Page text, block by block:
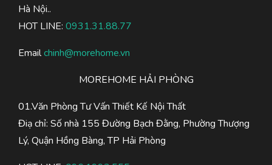
Hà Nội..
HOT LINE: 0931.31.88.77
Emailchinh@morehome.vn
MOREHOME HẢI PHÒNG
01.Văn Phòng Tư Vấn Thiết Kế Nội Thất
Điạ chỉ: Số nhà 155 Đường Bạch Đằng, Phường Thượng
Lý, Quận Hồng Bàng, TP Hải Phòng